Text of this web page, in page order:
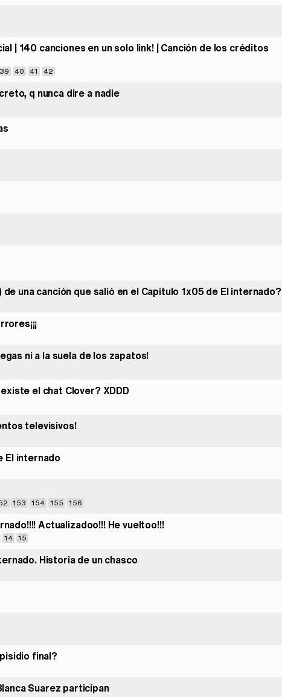
| 140 canciones en un solo link! | Canción de los créditos
39 40 41 42
q nunca dire a nadie
una canción que salió en el Capítulo 1x05 de El internado?
ni a la suela de los zapatos!
el chat Clover? XDDD
televisivos!
El internado
153 154 155 156
Actualizadoo!!! He vueltoo!!!
14 15
Historia de un chasco
final?
Suarez participan